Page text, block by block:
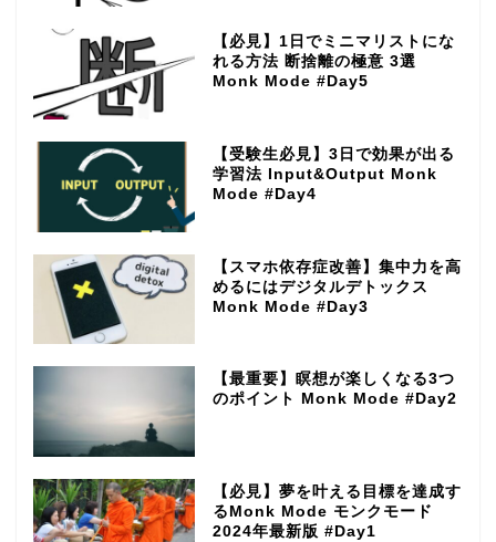
【必見】1日でミニマリストにな
れる方法 断捨離の極意 3選
Monk Mode #Day5
【受験生必見】3日で効果が出る
学習法 Input&Output Monk
Mode #Day4
【スマホ依存症改善】集中力を高
めるにはデジタルデトックス
Monk Mode #Day3
【最重要】瞑想が楽しくなる3つ
のポイント Monk Mode #Day2
【必見】夢を叶える目標を達成す
るMonk Mode モンクモード
2024年最新版 #Day1